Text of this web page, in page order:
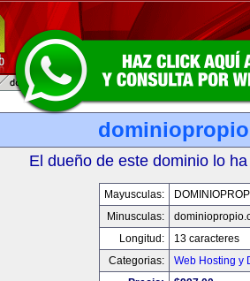
El dueño de este dominio lo
Mayusculas:
Minusculas:
Longitud:
13 caracteres
Categorias:
Web Hosting y